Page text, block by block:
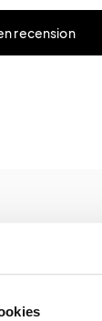
recension